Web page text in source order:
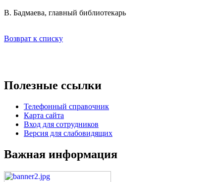
В. Бадмаева, главный библиотекарь
Возврат к списку
Полезные ссылки
Телефонный справочник
Карта сайта
Вход для сотрудников
Версия для слабовидящих
Важная информация